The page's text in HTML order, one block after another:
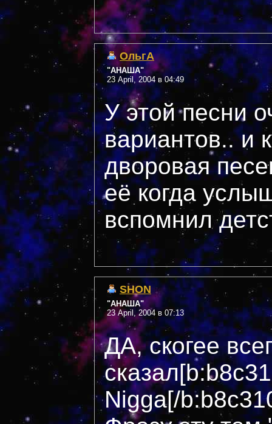
ОльгА
"АНАША"
23 April, 2004 в 04:49
У этой песни
вариантов.. и
дворовая
её когда
вспомнил
SHON
"АНАША"
23 April, 2004 в 07:13
ДА, скогее
Nigga[/